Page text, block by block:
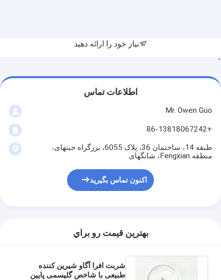
نیاز خود را ارائه دهید
`
اطلاعات تماس
Mr. Owen Guo
+86-13818067242
طبقه 14، ساختمان 36، پلاک 6055، بزرگراه جینهای،
منطقه Fengxian، شانگهای
اکنون تماس بگیرید
بهترين قيمت رو براي
شربت افرا آگاو شیرین کننده
طبیعی با شاخص گلیسمی پایین